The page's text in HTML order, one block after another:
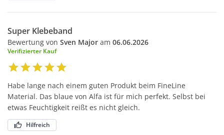
Super Klebeband
Bewertung von Sven Major am 06.06.2026
Verifizierter Kauf
Habe lange nach einem guten Produkt beim FineLine
Material. Das blaue von Alfa ist für mich perfekt. Selbst bei
etwas Feuchtigkeit reißt es nicht gleich.
Hilfreich